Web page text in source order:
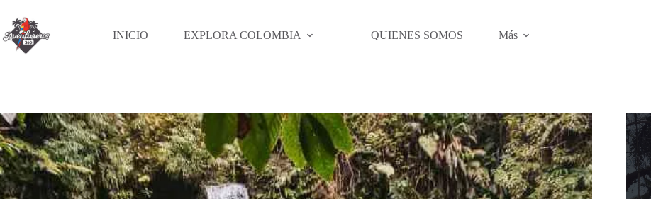
contenido
INICIO EXPLORA COLOMBIA QUIENES SOMOS Más